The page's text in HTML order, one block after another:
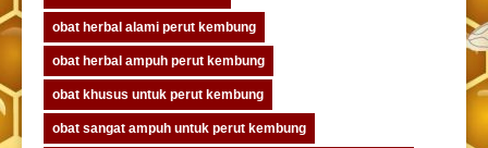
obat herbal alami perut kembung
obat herbal ampuh perut kembung
obat khusus untuk perut kembung
obat sangat ampuh untuk perut kembung